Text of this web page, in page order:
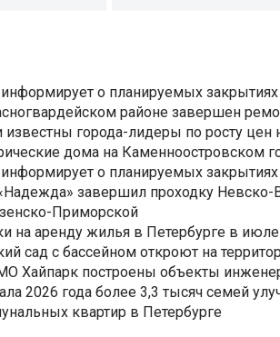
о планируемых
районе завершен
известны города-лидеры по росту
дома на Каменноостровском
о планируемых
завершил проходку Невско-
Приморской
на аренду жилья в Петербурге в
сад с бассейном откроют на
Хайпарк построены объекты
2026 года более 3,3 тысяч семей
квартир в Петербурге